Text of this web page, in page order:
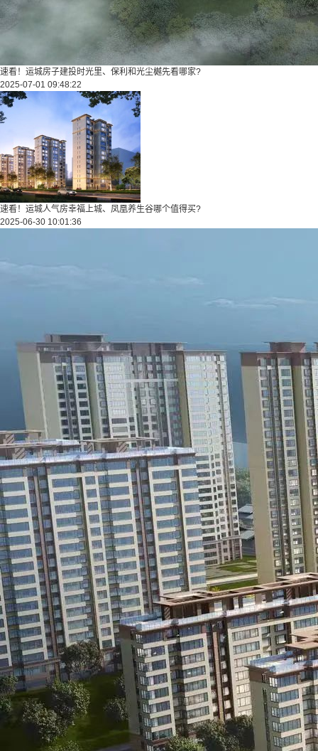
速看！运城房子建投时光里、保利和光尘樾先看哪家?
2025-07-01 09:48:22
速看！运城人气房幸福上城、凤凰养生谷哪个值得买?
2025-06-30 10:01:36